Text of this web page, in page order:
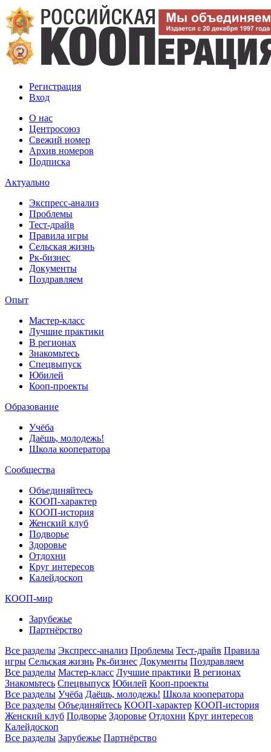
Регистрация
Вход
О нас
Центросоюз
Свежий номер
Архив номеров
Подписка
Актуально
Экспресс-анализ
Проблемы
Тест-драйв
Правила игры
Сельская жизнь
Рк-бизнес
Документы
Поздравляем
Опыт
Мастер-класс
Лучшие практики
В регионах
Знакомьтесь
Спецвыпуск
Юбилей
Кооп-проекты
Образование
Учёба
Даёшь, молодежь!
Школа кооператора
Сообщества
Объединяйтесь
КООП-характер
КООП-история
Женский клуб
Подворье
Здоровье
Отдохни
Круг интересов
Калейдоскоп
КООП-мир
Зарубежье
Партнёрство
Все разделы Экспресс-анализ Проблемы Тест-драйв Правила
игры Сельская жизнь Рк-бизнес Документы Поздравляем
Все разделы Мастер-класс Лучшие практики В регионах
Знакомьтесь Спецвыпуск Юбилей Кооп-проекты
Все разделы Учёба Даёшь, молодежь! Школа кооператора
Все разделы Объединяйтесь КООП-характер КООП-история
Женский клуб Подворье Здоровье Отдохни Круг интересов
Калейдоскоп
Все разделы Зарубежье Партнёрство